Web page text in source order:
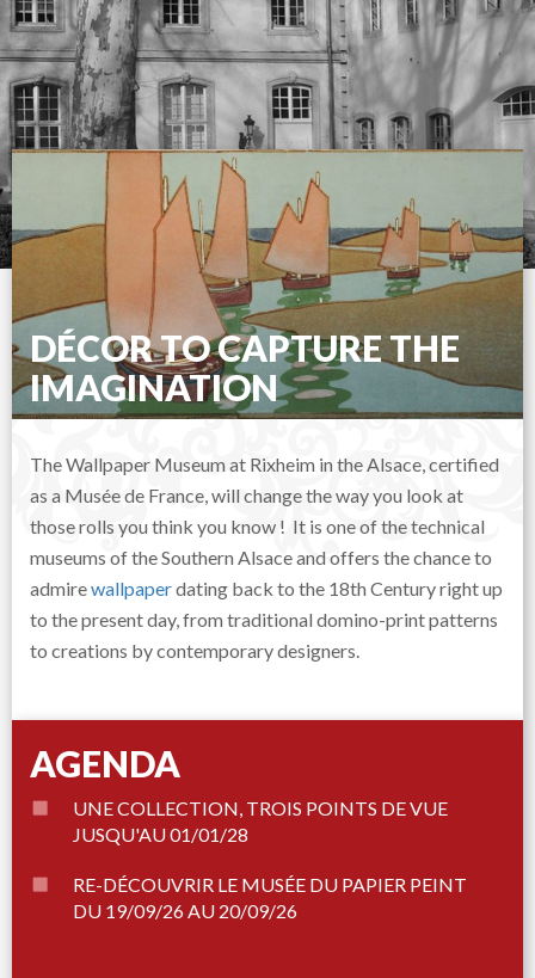
DÉCOR TO CAPTURE THE
IMAGINATION
The Wallpaper Museum at Rixheim in the Alsace, certified
as a Musée de France, will change the way you look at
those rolls you think you know ! It is one of the technical
museums of the Southern Alsace and offers the chance to
admirewallpaperdating back to the 18th Century right up
to the present day, from traditional domino-print patterns
to creations by contemporary designers.
AGENDA
UNE COLLECTION, TROIS POINTS DE VUE
JUSQU'AU 01/01/28
RE-DÉCOUVRIR LE MUSÉE DU PAPIER PEINT
DU 19/09/26 AU 20/09/26